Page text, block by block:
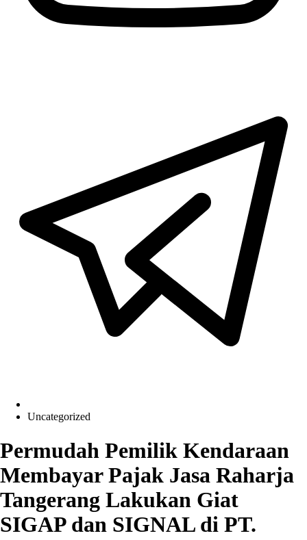
Uncategorized
Permudah Pemilik Kendaraan
Membayar Pajak Jasa Raharja
Tangerang Lakukan Giat
SIGAP dan SIGNAL di PT.